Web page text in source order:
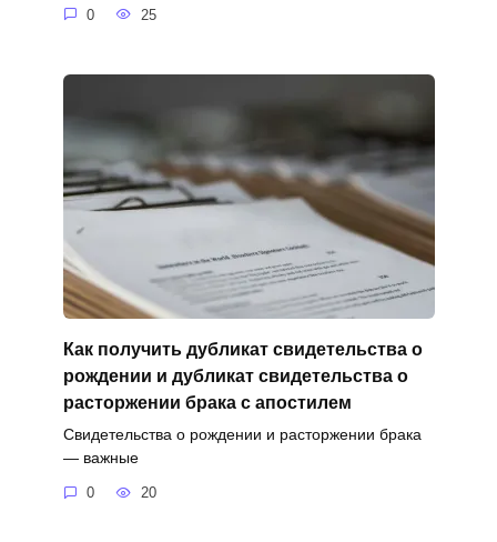
0 25
Как получить дубликат свидетельства о
рождении и дубликат свидетельства о
расторжении брака с апостилем
Свидетельства о рождении и расторжении брака
— важные
0 20